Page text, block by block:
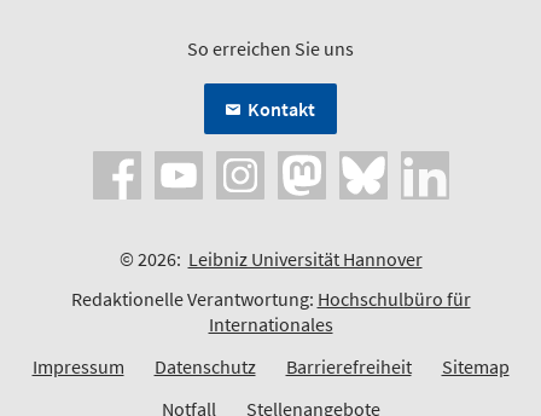
So erreichen Sie uns
Kontakt
© 2026: Leibniz Universität Hannover
Redaktionelle Verantwortung: Hochschulbüro für
Internationales
Impressum
Datenschutz Barrierefreiheit
Sitemap
Notfall
Stellenangebote